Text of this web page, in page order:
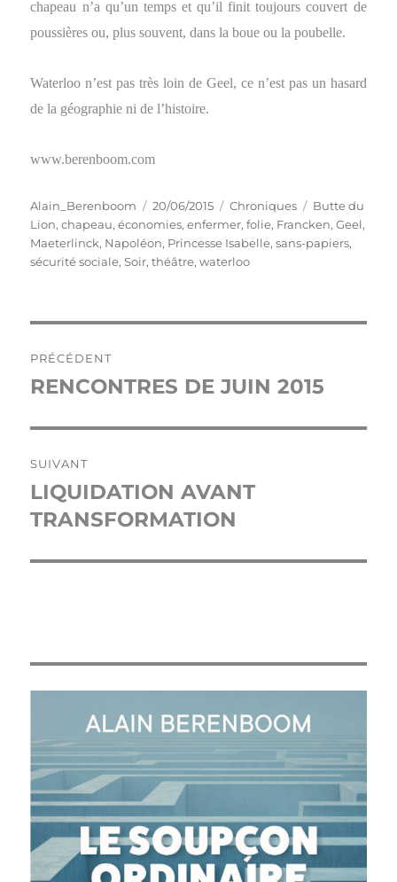
chapeau n’a qu’un temps et qu’il finit toujours couvert de
poussières ou, plus souvent, dans la boue ou la poubelle.
Waterloo n’est pas très loin de Geel, ce n’est pas un hasard
de la géographie ni de l’histoire.
www.berenboom.com
Auteur
Alain_Berenboom
Publié
le
20/06/2015 Catégories
Chroniques Étiquettes
Butte du
Lion,chapeau,économies,enfermer,folie, Francken,Geel,
Maeterlinck, Napoléon, Princesse Isabelle,sans-papiers,
sécurité sociale,Soir,théâtre,waterloo
de
PRÉCÉDENT
Publication
RENCONTRES DE JUIN 2015
SUIVANT
Publication
suivante :
LIQUIDATION AVANT
TRANSFORMATION